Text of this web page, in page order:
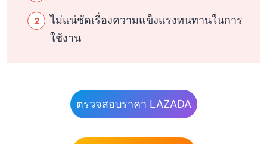
ไม่แน่ชัดเรื่องความแข็งแรงทนทานในการ
ใช้งาน
ตรวจสอบราคา LAZADA